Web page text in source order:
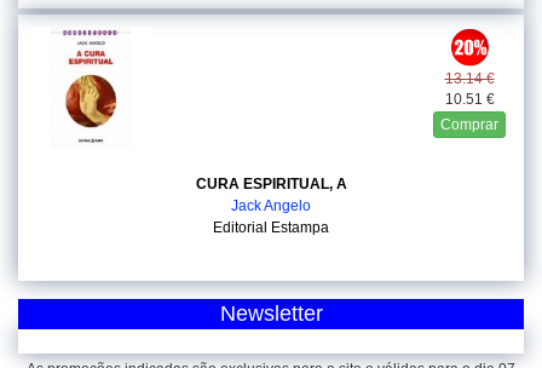
13.14 €
10.51 €
Comprar
CURA ESPIRITUAL, A
Jack Angelo
Editorial Estampa
Newsletter